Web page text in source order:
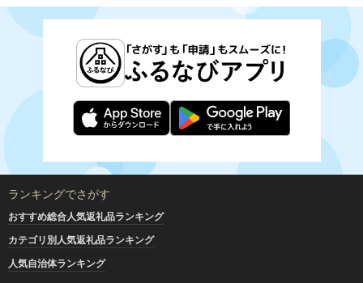
ランキングでさがす
おすすめ総合人気返礼品ランキング
カテゴリ別人気返礼品ランキング
人気自治体ランキング